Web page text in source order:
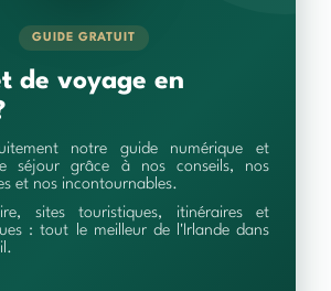
GUIDE GRATUIT
de voyage en
notre guide numérique et
séjour grâce à nos conseils, nos
et nos incontournables.
sites touristiques, itinéraires et
: tout le meilleur de l'Irlande dans